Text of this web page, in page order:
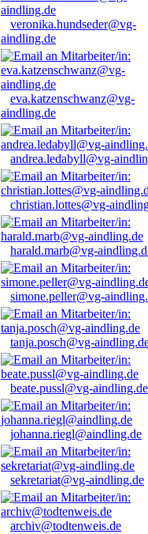
veronika.hundseder@vg-
aindling.de
eva.katzenschwanz@vg-
aindling.de
andrea.ledabyll@vg-
christian.lottes@vg-
harald.marb@vg-
simone.peller@vg-
tanja.posch@vg-
beate.pussl@vg-aindling.de
johanna.riegl@aindling.de
sekretariat@vg-aindling.de
archiv@todtenweis.de